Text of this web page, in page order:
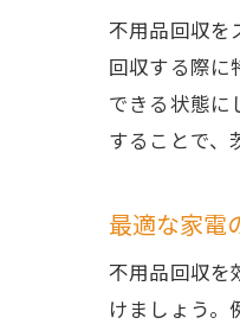
不用品回収を
回収する際に
できる状態に
することで、
最適な家電
不用品回収を
けましょう。